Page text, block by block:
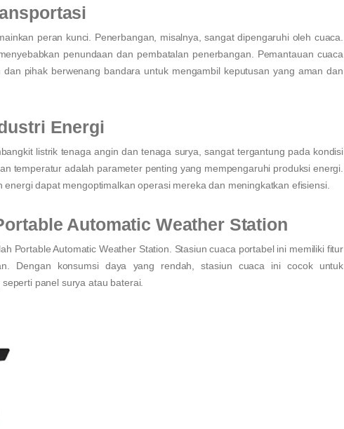
peran kunci. Penerbangan, misalnya, sangat dipengaruhi oleh cuaca.
penundaan dan pembatalan penerbangan. Pemantauan cuaca
pihak berwenang bandara untuk mengambil keputusan yang aman dan
Energi
listrik tenaga angin dan tenaga surya, sangat tergantung pada kondisi
temperatur adalah parameter penting yang mempengaruhi produksi energi.
dapat mengoptimalkan operasi mereka dan meningkatkan efisiensi.
Automatic Weather Station
Portable Automatic Weather Station. Stasiun cuaca portabel ini memiliki fitur
Dengan konsumsi daya yang rendah, stasiun cuaca ini cocok untuk
panel surya atau baterai.